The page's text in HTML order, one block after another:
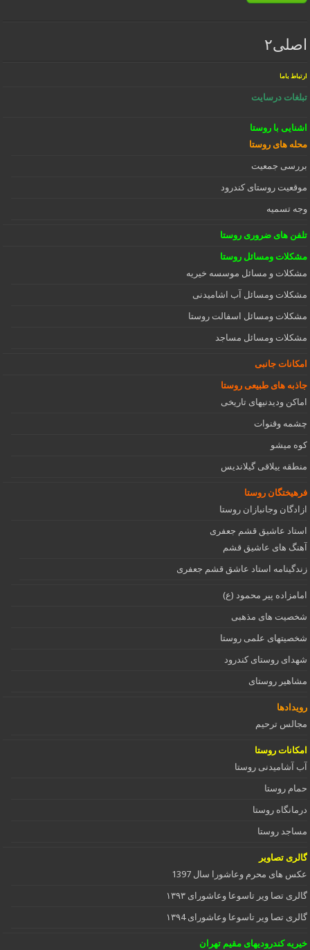
اصلی۲
ارتباط باما
تبلغات درسایت
اشنایی با روستا
محله های روستا
بررسی جمعیت
موقعیت روستای کندرود
وجه تسمیه
تلفن های ضروری روستا
مشکلات ومسائل روستا
مشکلات و مسائل موسسه خیریه
مشکلات ومسائل آب اشامیدنی
مشکلات ومسائل اسفالت روستا
مشکلات ومسائل مساجد
امکانات جانبی
جاذبه های طبیعی روستا
اماکن ودیدنیهای تاریخی
چشمه وقنوات
کوه میشو
منطقه ییلاقی گیلاندیس
فرهیختگان روستا
ازادگان وجانبازان روستا
استاد عاشیق قشم جعفری
آهنگ های عاشیق قشم
زندگینامه استاد عاشق قشم جعفری
امامزاده پیر محمود (ع)
شخصیت های مذهبی
شخصیتهای علمی روستا
شهدای روستای کندرود
مشاهیر روستای
رویدادها
مجالس ترحیم
امکانات روستا
آب آشامیدنی روستا
حمام روستا
درمانگاه روستا
مساجد روستا
گالری تصاویر
عکس های محرم وعاشورا سال 1397
گالری تصا ویر تاسوعا وعاشورای ۱۳۹۳
گالری تصا ویر تاسوعا وعاشورای ۱۳۹4
خیریه کندرودیهای مقیم تهران